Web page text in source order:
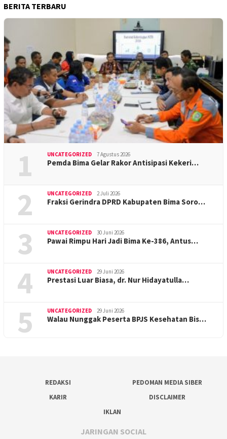
BERITA TERBARU
1 UNCATEGORIZED 7 Agustus 2026
Pemda Bima Gelar Rakor Antisipasi Kekeri…
2 UNCATEGORIZED 2 Juli 2026
Fraksi Gerindra DPRD Kabupaten Bima Soro…
3 UNCATEGORIZED 30 Juni 2026
Pawai Rimpu Hari Jadi Bima Ke-386, Antus…
4 UNCATEGORIZED 29 Juni 2026
Prestasi Luar Biasa, dr. Nur Hidayatulla…
5 UNCATEGORIZED 29 Juni 2026
Walau Nunggak Peserta BPJS Kesehatan Bis…
REDAKSI
PEDOMAN MEDIA SIBER
KARIR
DISCLAIMER
IKLAN
JARINGAN SOCIAL